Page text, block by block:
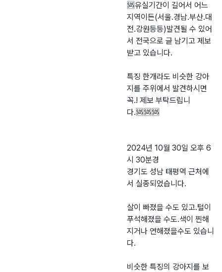
🆘️유실기간이 길어서 어느
지역이든(서울.경남.부산.대
전.강원등등)발견될 수 있어
서 전국으로 글 남기고 제보
받고 있습니다.
특징 한개라도 비슷한 강아
지를 주위에서 발견하시면
꼭.! 제보 부탁드립니
다.🆘️🆘️🆘️
2024년 10월 30일 오후 6
시 30분경
경기도 성남 태평역 근처에
서 실종되었습니다.
살이 빠졌을 수도 있고.털이
푸석해졌을 수도.색이 찐해
지거나 연해졌을수도 있습니
다.
비슷한 특징의 강아지를 보